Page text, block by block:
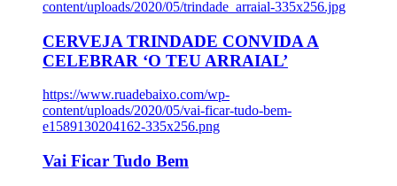
content/uploads/2020/05/trindade_arraial-335x256.jpg
CERVEJA TRINDADE CONVIDA A
CELEBRAR ‘O TEU ARRAIAL’
https://www.ruadebaixo.com/wp-
content/uploads/2020/05/vai-ficar-tudo-bem-
e1589130204162-335x256.png
Vai Ficar Tudo Bem